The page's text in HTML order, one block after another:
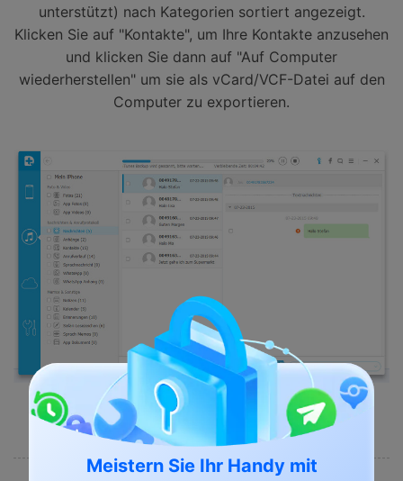
Meistern Sie Ihr Handy mit
unterstützt) nach Kategorien sortiert angezeigt.
Klicken Sie auf "Kontakte", um Ihre Kontakte anzusehen
und klicken Sie dann auf "Auf Computer
wiederherstellen" um sie als vCard/VCF-Datei auf den
Computer zu exportieren.